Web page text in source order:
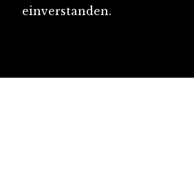
einverstanden.